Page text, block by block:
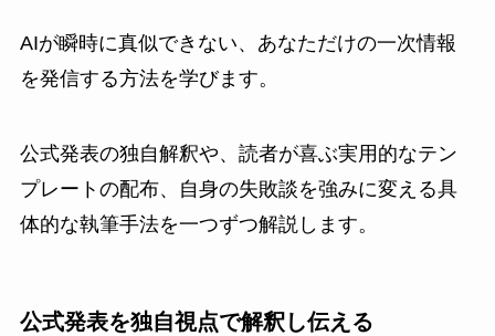
AIが瞬時に真似できない、あなただけの一次情報
を発信する方法を学びます。
公式発表の独自解釈や、読者が喜ぶ実用的なテン
プレートの配布、自身の失敗談を強みに変える具
体的な執筆手法を一つずつ解説します。
公式発表を独自視点で解釈し伝える